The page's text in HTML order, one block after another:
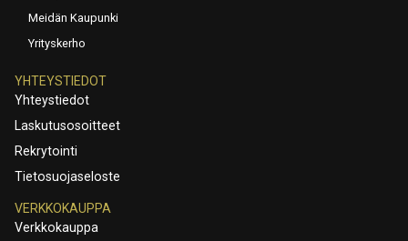
Meidän Kaupunki
Yrityskerho
YHTEYSTIEDOT
Yhteystiedot
Laskutusosoitteet
Rekrytointi
Tietosuojaseloste
VERKKOKAUPPA
Verkkokauppa